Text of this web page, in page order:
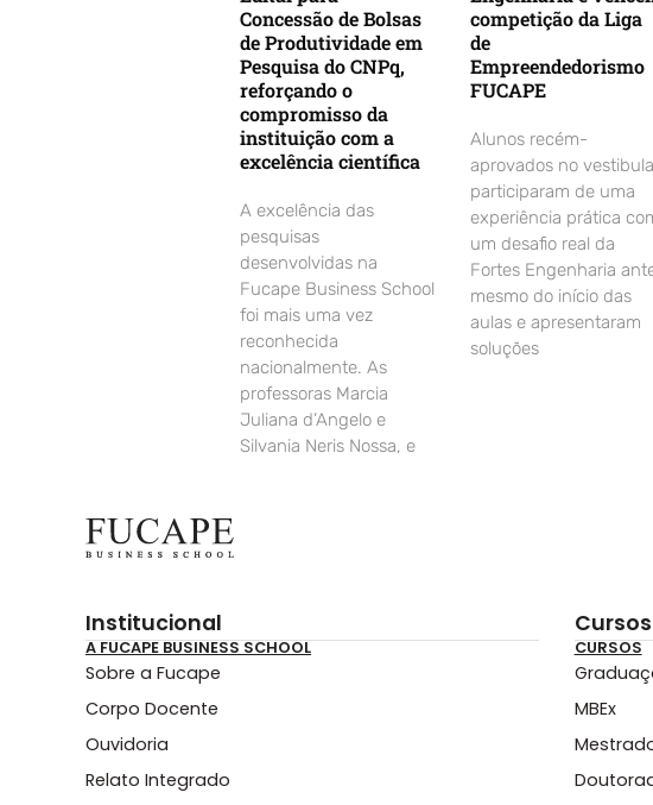
Concessão de Bolsas
de Produtividade em
Pesquisa do CNPq,
reforçando o
compromisso da
instituição com a
excelência científica
A excelência das
pesquisas
desenvolvidas na
Fucape Business School
foi mais uma vez
reconhecida
nacionalmente. As
professoras Marcia
Juliana d’Angelo e
Silvania Neris Nossa, e
competição da Liga
de
Empreendedorismo
FUCAPE
Alunos recém-
aprovados no
participaram de uma
experiência prática
um desafio real da
Fortes Engenharia
mesmo do início das
aulas e apresentaram
soluções
Institucional
A FUCAPE BUSINESS SCHOOL
Sobre a Fucape
Corpo Docente
Ouvidoria
Relato Integrado
Cursos
CURSOS
MBEx